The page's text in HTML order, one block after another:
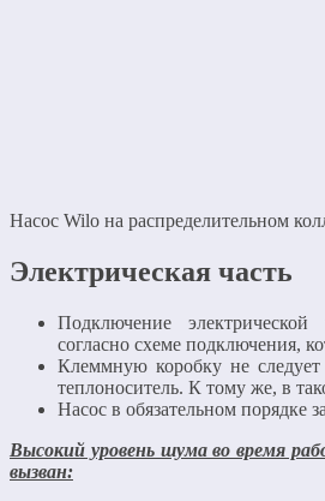
Насос Wilo на распределительном
Электрическая часть
Подключение
согласно схеме подключения,
Клеммную коробку не
теплоноситель. К тому же, в
Насос в обязательном порядке
Высокий уровень шума во время
вызван: